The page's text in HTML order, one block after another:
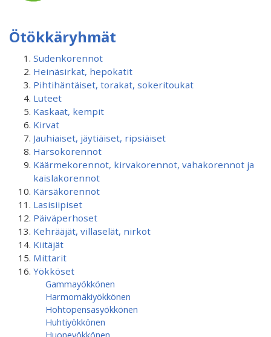
Ötökkäryhmät
Sudenkorennot
Heinäsirkat, hepokatit
Pihtihäntäiset, torakat, sokeritoukat
Luteet
Kaskaat, kempit
Kirvat
Jauhiaiset, jäytiäiset, ripsiäiset
Harsokorennot
Käärmekorennot, kirvakorennot, vahakorennot ja
kaislakorennot
Kärsäkorennot
Lasisiipiset
Päiväperhoset
Kehrääjät, villaselät, nirkot
Kiitäjät
Mittarit
Yökköset
Gammayökkönen
Harmomäkiyökkönen
Hohtopensasyökkönen
Huhtiyökkönen
Huoneyökkönen